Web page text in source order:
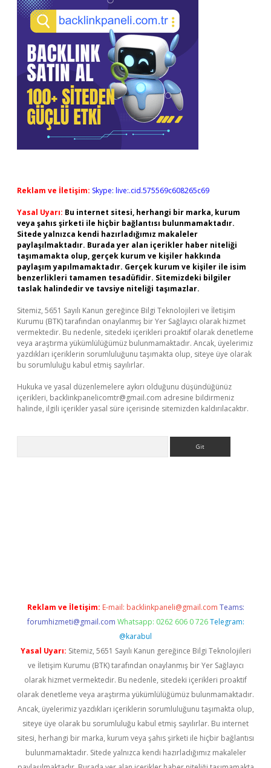
Reklam ve İletişim: Skype: live:.cid.575569c608265c69
Yasal Uyarı: Bu internet sitesi, herhangi bir marka, kurum
veya şahıs şirketi ile hiçbir bağlantısı bulunmamaktadır.
Sitede yalnızca kendi hazırladığımız makaleler
paylaşılmaktadır. Burada yer alan içerikler haber niteliği
taşımamakta olup, gerçek kurum ve kişiler hakkında
paylaşım yapılmamaktadır. Gerçek kurum ve kişiler ile isim
benzerlikleri tamamen tesadüfidir. Sitemizdeki bilgiler
taslak halindedir ve tavsiye niteliği taşımazlar.
Sitemiz, 5651 Sayılı Kanun gereğince Bilgi Teknolojileri ve İletişim
Kurumu (BTK) tarafından onaylanmış bir Yer Sağlayıcı olarak hizmet
vermektedir. Bu nedenle, sitedeki içerikleri proaktif olarak denetleme
veya araştırma yükümlülüğümüz bulunmamaktadır. Ancak, üyelerimiz
yazdıkları içeriklerin sorumluluğunu taşımakta olup, siteye üye olarak
bu sorumluluğu kabul etmiş sayılırlar.
Hukuka ve yasal düzenlemelere aykırı olduğunu düşündüğünüz
içerikleri, backlinkpanelicomtr@gmail.com adresine bildirmeniz
halinde, ilgili içerikler yasal süre içerisinde sitemizden kaldırılacaktır.
Reklam ve İletişim: E-mail: backlinkpaneli@gmail.com Teams:
forumhizmeti@gmail.com Whatsapp: 0262 606 0 726 Telegram:
@karabul
Yasal Uyarı: Sitemiz, 5651 Sayılı Kanun gereğince Bilgi Teknolojileri
ve İletişim Kurumu (BTK) tarafından onaylanmış bir Yer Sağlayıcı
olarak hizmet vermektedir. Bu nedenle, sitedeki içerikleri proaktif
olarak denetleme veya araştırma yükümlülüğümüz bulunmamaktadır.
Ancak, üyelerimiz yazdıkları içeriklerin sorumluluğunu taşımakta olup,
siteye üye olarak bu sorumluluğu kabul etmiş sayılırlar. Bu internet
sitesi, herhangi bir marka, kurum veya şahıs şirketi ile hiçbir bağlantısı
bulunmamaktadır. Sitede yalnızca kendi hazırladığımız makaleler